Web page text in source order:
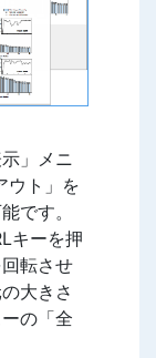
」メニ
ウト」を
です。
キーを押
転させ
大きさ
の「全